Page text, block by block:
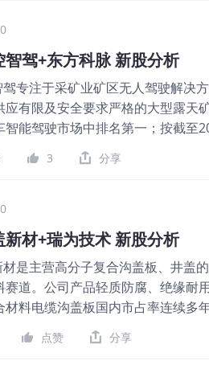
发行71.58亿，发行比例是3.59%
保荐过的项目首日上涨率是
，中金公司近2年保荐过的项目首
34名基石投资者，包括淡马锡、
资本、CPE 源峰、香港景林资产
际、首源投资、惠理集团、千禧
嘉实国际、泰康人寿保险资管、
，基石占比很高。 公司从
、3323.44亿，2025年营收同比
计算，4873.66亿港元市值发行
流通盘是124.99亿。 &nbs
智驾+东方科脉 新股分析
专注于采矿业矿区无人驾驶解决
有限及安全要求严格的大型露天
能驾驶市场中排名第一；按截至
国最大的矿区无人驾驶解决方案提
2025年12月31日，已部署的车队
亿港元，发行数量2613.2万
是海通国际，近2年保荐过的项目
有11名基石投资者，包括紫金矿
Funds、Jain Global、
共认购1.46亿美元，占总发行数
年的营收分别是2.71亿、9.86
年的净利润分别是-3.34亿、-
按发行价中位数计算，125.01亿
3 分享
新材+瑞为技术 新股分析
是主营高分子复合沟盖板、井盖
道。公司产品轻质防腐、绝缘耐
料电缆沟盖板国内市占率连续多
新材料研发拓展海内外市场。
数500股，最低认购4297.97港元
点赞 分享